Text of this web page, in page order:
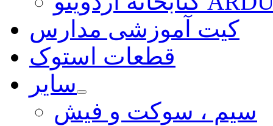
کیت آموزشی مدارس
قطعات استوک
سایر
سیم ، سوکت و فیش